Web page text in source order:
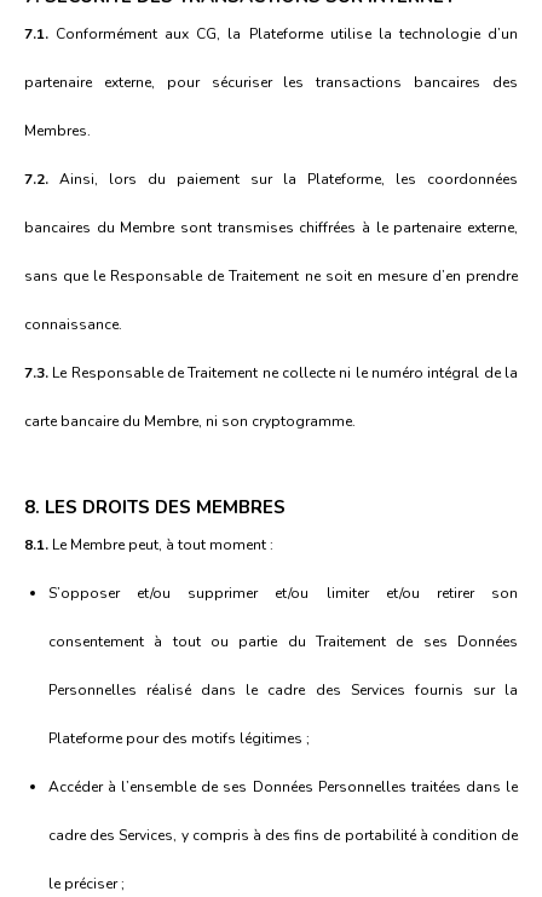
7.1. Conformément aux CG, la Plateforme utilise la technologie d’un
partenaire externe, pour sécuriser les transactions bancaires des
Membres.
7.2. Ainsi, lors du paiement sur la Plateforme, les coordonnées
bancaires du Membre sont transmises chiffrées à le partenaire externe,
sans que le Responsable de Traitement ne soit en mesure d’en prendre
connaissance.
7.3. Le Responsable de Traitement ne collecte ni le numéro intégral de la
carte bancaire du Membre, ni son cryptogramme.
8. LES DROITS DES MEMBRES
8.1. Le Membre peut, à tout moment :
S’opposer et/ou supprimer et/ou limiter et/ou retirer son
consentement à tout ou partie du Traitement de ses Données
Personnelles réalisé dans le cadre des Services fournis sur la
Plateforme pour des motifs légitimes ;
Accéder à l’ensemble de ses Données Personnelles traitées dans le
cadre des Services, y compris à des fins de portabilité à condition de
le préciser ;